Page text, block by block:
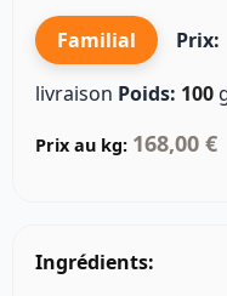
Familial Prix:
livraison Poids: 100
Prix au kg: 168,00 €
Ingrédients: